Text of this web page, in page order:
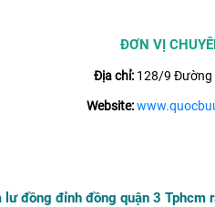
ĐƠN VỊ
Địa chỉ: 128/9 Đường
Website:
đồng đỉnh đồng quận 3 Tphcm